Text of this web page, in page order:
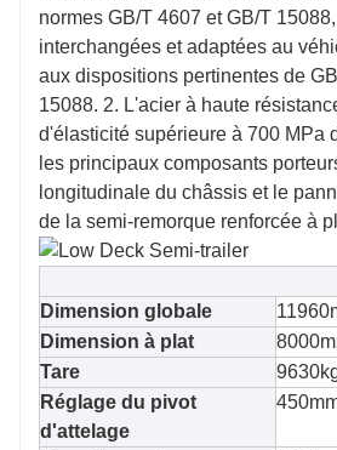
normes GB/T 4607 et GB/T
interchangées et adaptées au
aux dispositions pertinentes de
15088. 2. L'acier à haute
d'élasticité supérieure à 700 MPa
les principaux composants
longitudinale du châssis et le
de la semi-remorque renforcée à
Dimension globale
Dimension à plat
Tare
Réglage du pivot
d'attelage